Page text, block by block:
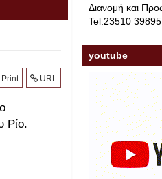
URL
Print
Ρίο.
Διανομή και
Tel:23510 39895
youtube